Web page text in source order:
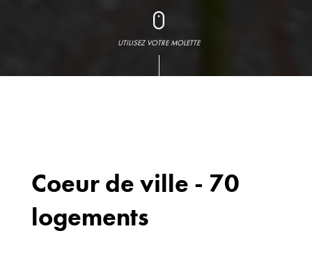
UTILISEZ VOTRE MOLETTE
Coeur de ville - 70
logements